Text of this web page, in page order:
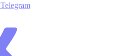
Telegram